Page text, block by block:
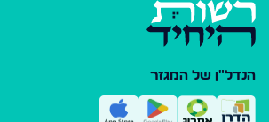
הנדל"ן של המגזר